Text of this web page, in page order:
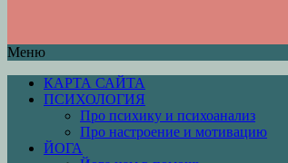
Меню
КАРТА САЙТА
ПСИХОЛОГИЯ
Про психику и психоанализ
Про настроение и мотивацию
ЙОГА